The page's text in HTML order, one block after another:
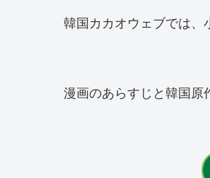
韓国カカオウェブでは、
漫画のあらすじと韓国原